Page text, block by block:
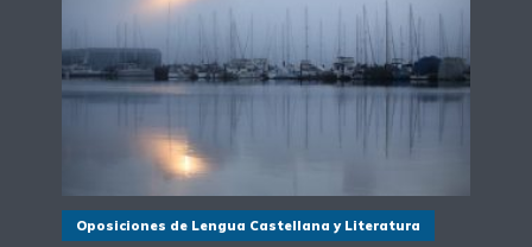
Oposiciones de Lengua Castellana y Literatura